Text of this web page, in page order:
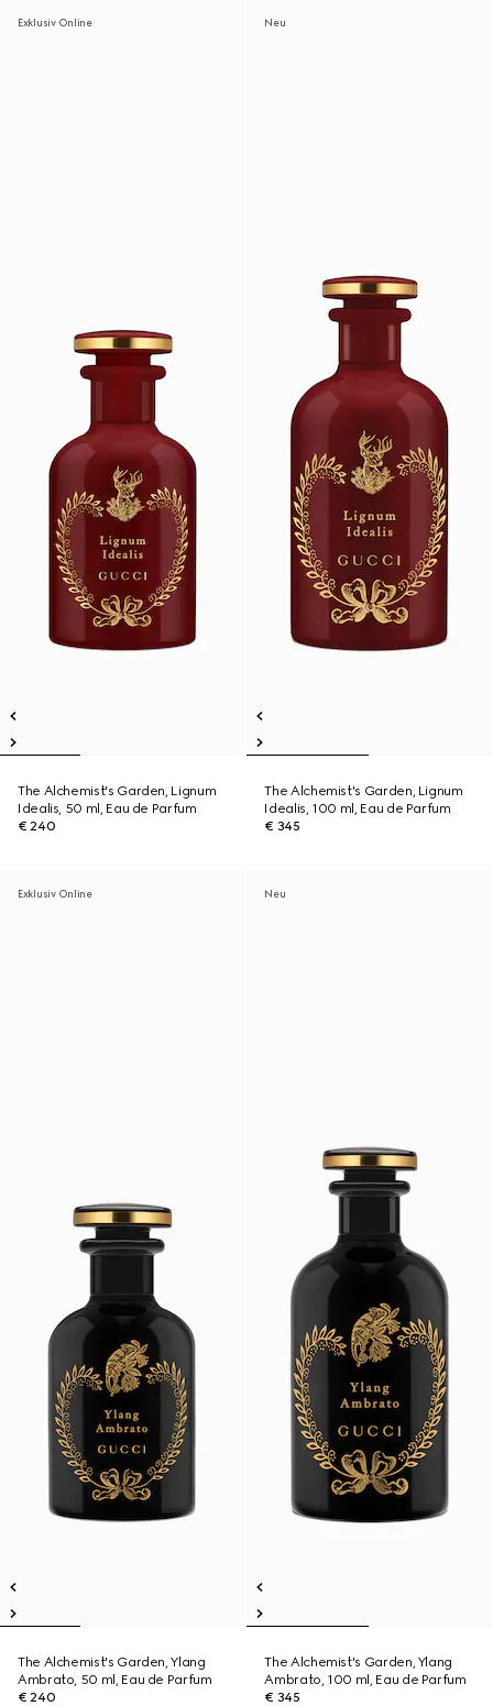
Exklusiv Online
The Alchemist's Garden, Lignum
Idealis, 50 ml, Eau de Parfum
€ 240
Neu
The Alchemist's Garden, Lignum
Idealis, 100 ml, Eau de Parfum
€ 345
Exklusiv Online
The Alchemist's Garden, Ylang
Ambrato, 50 ml, Eau de Parfum
€ 240
Neu
The Alchemist's Garden, Ylang
Ambrato, 100 ml, Eau de Parfum
€ 345